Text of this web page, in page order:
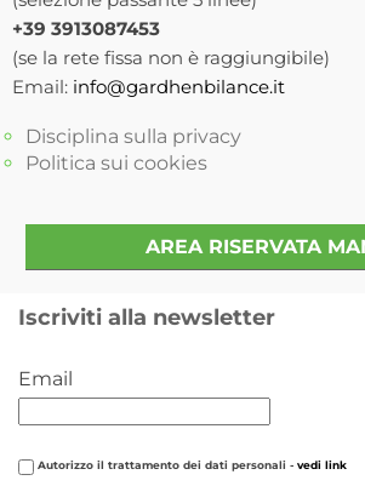
+39 3913087453
(se la rete fissa non è raggiungibile)
Email: info@gardhenbilance.it
Disciplina sulla privacy
Politica sui cookies
AREA RISERVATA
Iscriviti alla newsletter
Email
Autorizzo il trattamento dei dati personali - vedi link